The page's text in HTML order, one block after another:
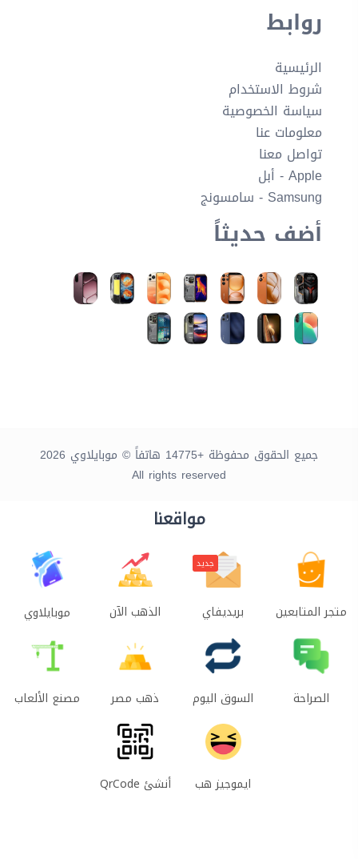
روابط
الرئيسية
شروط الاستخدام
سياسة الخصوصية
معلومات عنا
تواصل معنا
Apple - أبل
Samsung - سامسونج
أضف حديثاً
جميع الحقوق محفوظة +14775 هاتفاً © موبايلاوي 2026
All rights reserved